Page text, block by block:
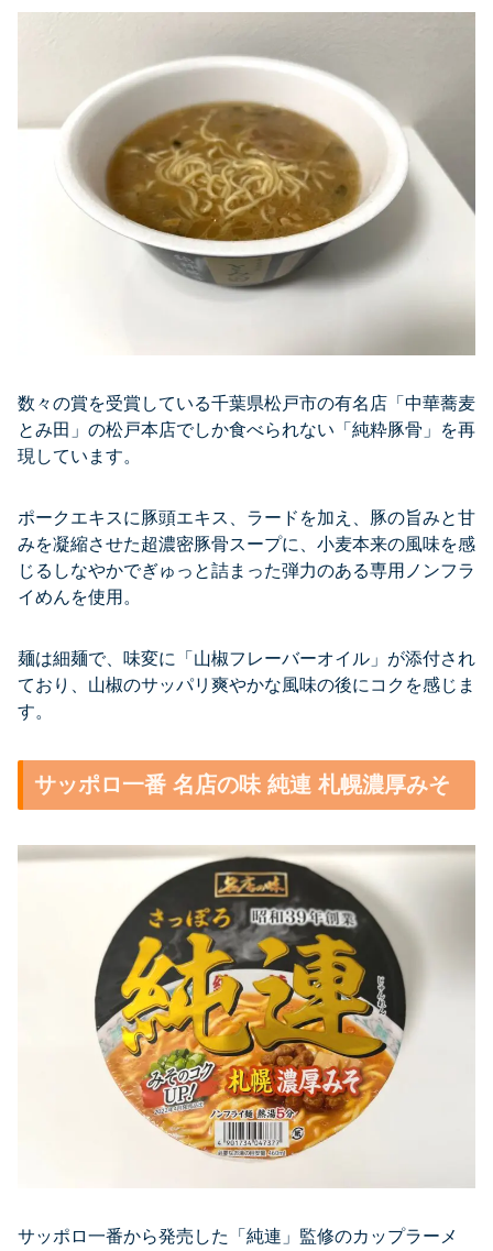
数々の賞を受賞している千葉県松戸市の有名店「中華蕎麦
とみ田」の松戸本店でしか食べられない「純粋豚骨」を再
現しています。
ポークエキスに豚頭エキス、ラードを加え、豚の旨みと甘
みを凝縮させた超濃密豚骨スープに、小麦本来の風味を感
じるしなやかでぎゅっと詰まった弾力のある専用ノンフラ
イめんを使用。
麺は細麺で、味変に「山椒フレーバーオイル」が添付され
ており、山椒のサッパリ爽やかな風味の後にコクを感じま
す。
サッポロ一番 名店の味 純連 札幌濃厚みそ
サッポロ一番から発売した「純連」監修のカップラーメ